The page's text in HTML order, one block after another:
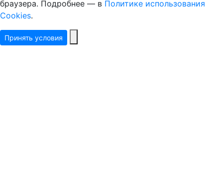
браузера. Подробнее — в Политике использования
Cookies.
Принять условия